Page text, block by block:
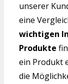
unserer
eine
wichtigen
Produkte
ein Produkt
die